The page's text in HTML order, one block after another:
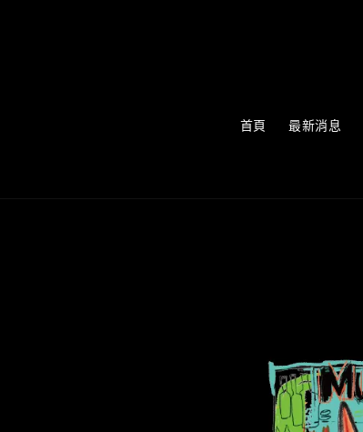
首頁 最新消息